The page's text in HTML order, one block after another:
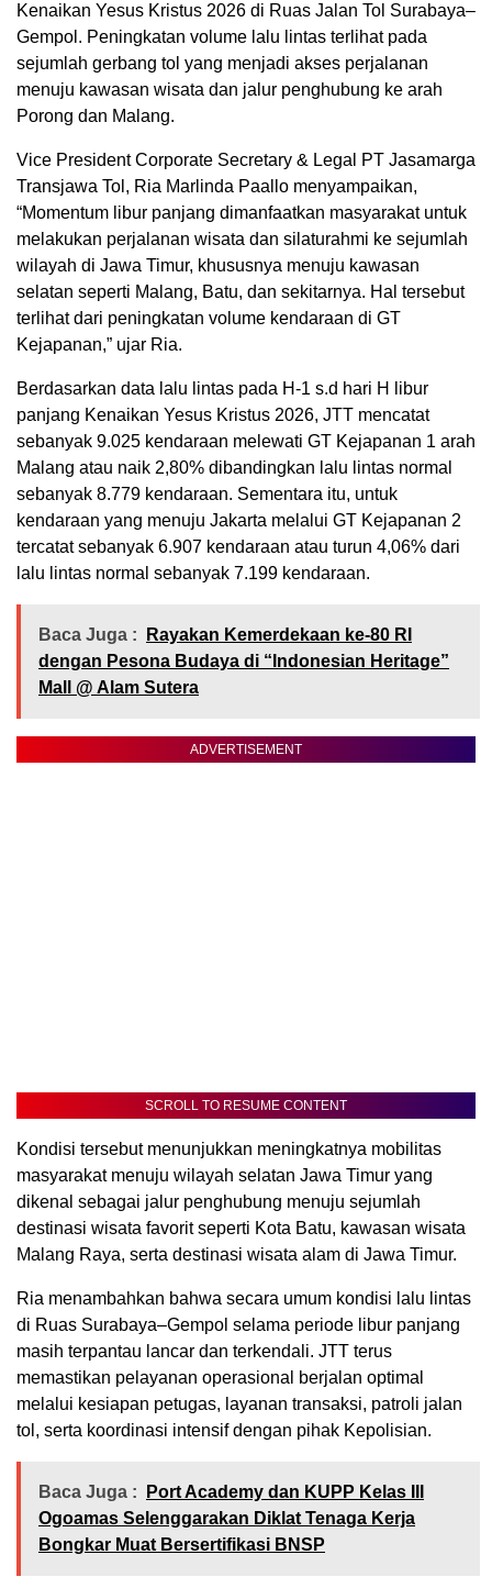
Kenaikan Yesus Kristus 2026 di Ruas Jalan Tol Surabaya–
Gempol. Peningkatan volume lalu lintas terlihat pada
sejumlah gerbang tol yang menjadi akses perjalanan
menuju kawasan wisata dan jalur penghubung ke arah
Porong dan Malang.
Vice President Corporate Secretary & Legal PT Jasamarga
Transjawa Tol, Ria Marlinda Paallo menyampaikan,
“Momentum libur panjang dimanfaatkan masyarakat untuk
melakukan perjalanan wisata dan silaturahmi ke sejumlah
wilayah di Jawa Timur, khususnya menuju kawasan
selatan seperti Malang, Batu, dan sekitarnya. Hal tersebut
terlihat dari peningkatan volume kendaraan di GT
Kejapanan,” ujar Ria.
Berdasarkan data lalu lintas pada H-1 s.d hari H libur
panjang Kenaikan Yesus Kristus 2026, JTT mencatat
sebanyak 9.025 kendaraan melewati GT Kejapanan 1 arah
Malang atau naik 2,80% dibandingkan lalu lintas normal
sebanyak 8.779 kendaraan. Sementara itu, untuk
kendaraan yang menuju Jakarta melalui GT Kejapanan 2
tercatat sebanyak 6.907 kendaraan atau turun 4,06% dari
lalu lintas normal sebanyak 7.199 kendaraan.
Baca Juga :
Rayakan Kemerdekaan ke-80 RI
dengan Pesona Budaya di “Indonesian Heritage”
Mall @ Alam Sutera
ADVERTISEMENT
SCROLL TO RESUME CONTENT
Kondisi tersebut menunjukkan meningkatnya mobilitas
masyarakat menuju wilayah selatan Jawa Timur yang
dikenal sebagai jalur penghubung menuju sejumlah
destinasi wisata favorit seperti Kota Batu, kawasan wisata
Malang Raya, serta destinasi wisata alam di Jawa Timur.
Ria menambahkan bahwa secara umum kondisi lalu lintas
di Ruas Surabaya–Gempol selama periode libur panjang
masih terpantau lancar dan terkendali. JTT terus
memastikan pelayanan operasional berjalan optimal
melalui kesiapan petugas, layanan transaksi, patroli jalan
tol, serta koordinasi intensif dengan pihak Kepolisian.
Baca Juga :
Port Academy dan KUPP Kelas III
Ogoamas Selenggarakan Diklat Tenaga Kerja
Bongkar Muat Bersertifikasi BNSP